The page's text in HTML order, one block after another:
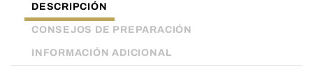
loncheado
cantidad
DESCRIPCIÓN
CONSEJOS DE PREPARACIÓN
INFORMACIÓN ADICIONAL